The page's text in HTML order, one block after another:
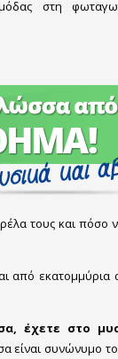
στη
τους και πόσο
από
έχετε στο
είναι συνώνυμο